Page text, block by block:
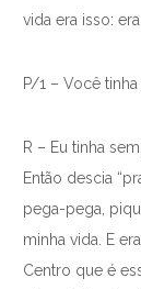
vida era isso:
P/1 – Você
R – Eu tinha
Então descia
pega-pega,
minha vida. E
Centro que é